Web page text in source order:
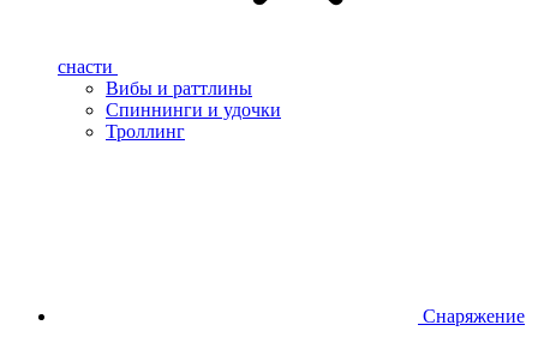
снасти
Вибы и раттлины
Спиннинги и удочки
Троллинг
Снаряжение